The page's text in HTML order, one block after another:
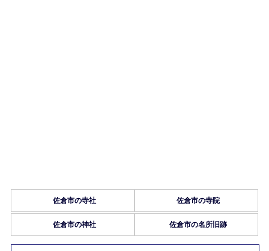
佐倉市の寺社 佐倉市の寺院
佐倉市の神社 佐倉市の名所旧跡